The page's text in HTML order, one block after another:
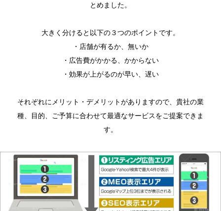
とめました。
大きく分けると以下の３つのポイントです。
・店舗が有るか、無いか
・広告費がかかる、かからない
・効果が上がるのが早い、遅い
それぞれにメリット・デメリットがありますので、貴社の業
種、目的、ご予算に合わせて最適なサービスをご提案できま
す。